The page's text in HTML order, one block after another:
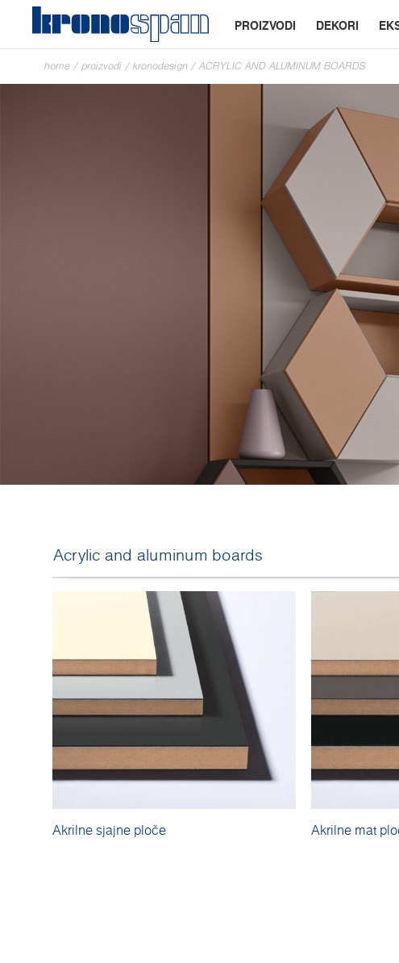
PROIZVODI DEKORI
home / proizvodi / kronodesign /ACRYLIC AND ALUMINUM BOARDS
Acrylic and aluminum boards
Akrilne sjajne ploče Akrilne mat